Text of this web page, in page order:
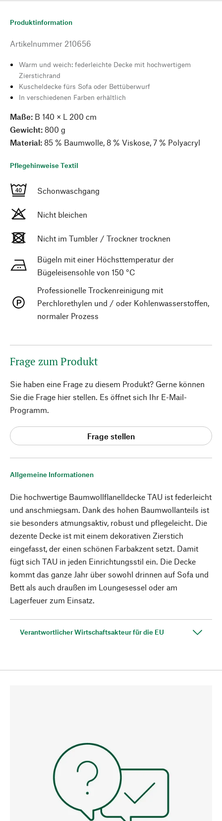
Allgemeine Informationen
Die hochwertige Baumwollflanelldecke TAU ist federleicht
und anschmiegsam. Dank des hohen Baumwollanteils ist
sie besonders atmungsaktiv, robust und pflegeleicht. Die
dezente Decke ist mit einem dekorativen Zierstich
eingefasst, der einen schönen Farbakzent setzt. Damit
fügt sich TAU in jeden Einrichtungsstil ein. Die Decke
kommt das ganze Jahr über sowohl drinnen auf Sofa und
Bett als auch draußen im Loungesessel oder am
Lagerfeuer zum Einsatz.
Verantwortlicher Wirtschaftsakteur für die EU
Produktinformation
Artikelnummer 210656
Warm und weich: federleichte Decke mit hochwertigem
Zierstichrand
Kuscheldecke fürs Sofa oder Bettüberwurf
In verschiedenen Farben erhältlich
Maße: B 140 × L 200 cm
Gewicht: 800 g
Material: 85 % Baumwolle, 8 % Viskose, 7 % Polyacryl
Pflegehinweise Textil
Schonwaschgang
Nicht bleichen
Nicht im Tumbler / Trockner trocknen
Bügeln mit einer Höchsttemperatur der
Bügeleisensohle von 150 °C
Professionelle Trockenreinigung mit
Perchlorethylen und / oder Kohlenwasserstoffen,
normaler Prozess
Frage zum Produkt
Sie haben eine Frage zu diesem Produkt? Gerne können
Sie die Frage hier stellen. Es öffnet sich Ihr E-Mail-
Programm.
Frage stellen